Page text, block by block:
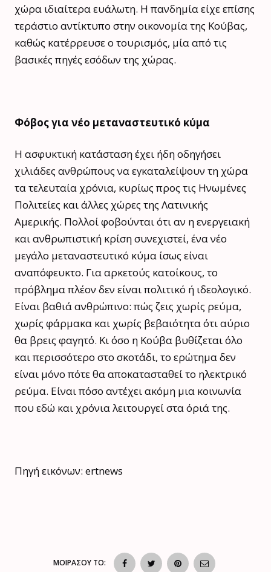
χώρα ιδιαίτερα ευάλωτη. Η πανδημία είχε επίσης
τεράστιο αντίκτυπο στην οικονομία της Κούβας,
καθώς κατέρρευσε ο τουρισμός, μία από τις
βασικές πηγές εσόδων της χώρας.
Φόβος για νέο μεταναστευτικό κύμα
Η ασφυκτική κατάσταση έχει ήδη οδηγήσει
χιλιάδες ανθρώπους να εγκαταλείψουν τη χώρα
τα τελευταία χρόνια, κυρίως προς τις Ηνωμένες
Πολιτείες και άλλες χώρες της Λατινικής
Αμερικής. Πολλοί φοβούνται ότι αν η ενεργειακή
και ανθρωπιστική κρίση συνεχιστεί, ένα νέο
μεγάλο μεταναστευτικό κύμα ίσως είναι
αναπόφευκτο. Για αρκετούς κατοίκους, το
πρόβλημα πλέον δεν είναι πολιτικό ή ιδεολογικό.
Είναι βαθιά ανθρώπινο: πώς ζεις χωρίς ρεύμα,
χωρίς φάρμακα και χωρίς βεβαιότητα ότι αύριο
θα βρεις φαγητό. Κι όσο η Κούβα βυθίζεται όλο
και περισσότερο στο σκοτάδι, το ερώτημα δεν
είναι μόνο πότε θα αποκατασταθεί το ηλεκτρικό
ρεύμα. Είναι πόσο αντέχει ακόμη μια κοινωνία
που εδώ και χρόνια λειτουργεί στα όριά της.
Πηγή εικόνων: ertnews
ΜΟΙΡΑΣΟΥ ΤΟ: